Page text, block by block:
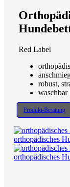
Red Label
robust,
waschbar
Produkt-Beratung
orthopädisches
orthopädisches